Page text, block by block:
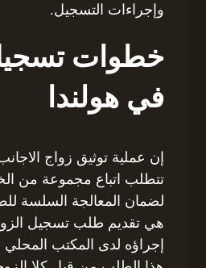
وإجراءات التسجيل.
خطوات
في هولندا
إن عملية توثيق زواج
تتطلب اتباع مجموعة من
لضمان المعالجة السلسة
هي تقديم طلب تسجيل
إجراؤه لدى المكتب المحلي